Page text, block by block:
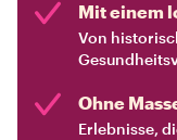
Mit einem
Von
Ohne
Erlebnisse,